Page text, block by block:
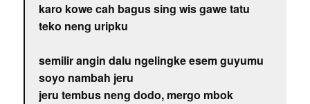
karo kowe cah bagus sing wis gawe tatu
teko neng uripku
semilir angin dalu ngelingke esem guyumu
soyo nambah jeru
jeru tembus neng dodo, mergo mbok